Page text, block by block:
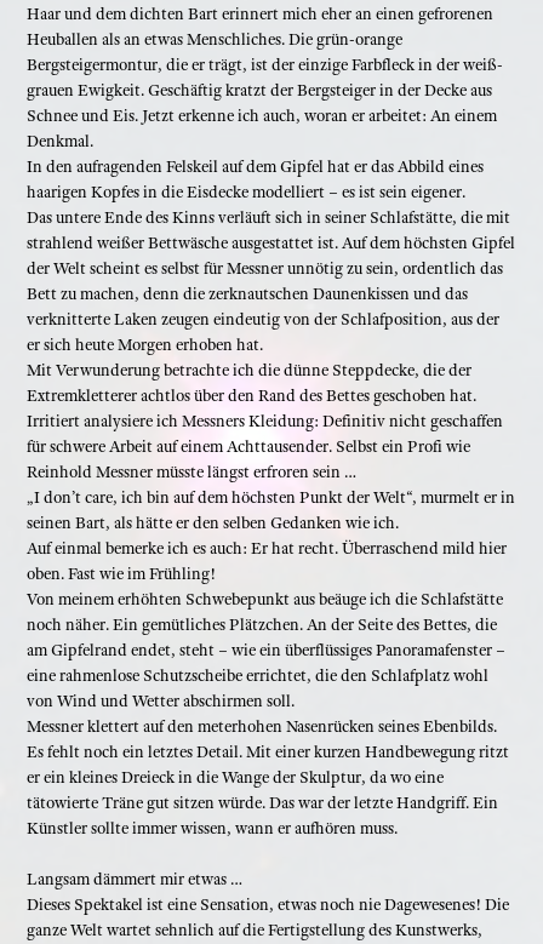
Haar und dem dichten Bart erinnert mich eher an einen gefrorenen
Heuballen als an etwas Menschliches. Die grün-orange
Bergsteigermontur, die er trägt, ist der einzige Farbfleck in der weiß-
grauen Ewigkeit. Geschäftig kratzt der Bergsteiger in der Decke aus
Schnee und Eis. Jetzt erkenne ich auch, woran er arbeitet: An einem
Denkmal.
In den aufragenden Felskeil auf dem Gipfel hat er das Abbild eines
haarigen Kopfes in die Eisdecke modelliert – es ist sein eigener.
Das untere Ende des Kinns verläuft sich in seiner Schlafstätte, die mit
strahlend weißer Bettwäsche ausgestattet ist. Auf dem höchsten Gipfel
der Welt scheint es selbst für Messner unnötig zu sein, ordentlich das
Bett zu machen, denn die zerknautschen Daunenkissen und das
verknitterte Laken zeugen eindeutig von der Schlafposition, aus der
er sich heute Morgen erhoben hat.
Mit Verwunderung betrachte ich die dünne Steppdecke, die der
Extremkletterer achtlos über den Rand des Bettes geschoben hat.
Irritiert analysiere ich Messners Kleidung: Definitiv nicht geschaffen
für schwere Arbeit auf einem Achttausender. Selbst ein Profi wie
Reinhold Messner müsste längst erfroren sein …
„I don’t care, ich bin auf dem höchsten Punkt der Welt“, murmelt er in
seinen Bart, als hätte er den selben Gedanken wie ich.
Auf einmal bemerke ich es auch: Er hat recht. Überraschend mild hier
oben. Fast wie im Frühling!
Von meinem erhöhten Schwebepunkt aus beäuge ich die Schlafstätte
noch näher. Ein gemütliches Plätzchen. An der Seite des Bettes, die
am Gipfelrand endet, steht – wie ein überflüssiges Panoramafenster –
eine rahmenlose Schutzscheibe errichtet, die den Schlafplatz wohl
von Wind und Wetter abschirmen soll.
Messner klettert auf den meterhohen Nasenrücken seines Ebenbilds.
Es fehlt noch ein letztes Detail. Mit einer kurzen Handbewegung ritzt
er ein kleines Dreieck in die Wange der Skulptur, da wo eine
tätowierte Träne gut sitzen würde. Das war der letzte Handgriff. Ein
Künstler sollte immer wissen, wann er aufhören muss.
Langsam dämmert mir etwas …
Dieses Spektakel ist eine Sensation, etwas noch nie Dagewesenes! Die
ganze Welt wartet sehnlich auf die Fertigstellung des Kunstwerks,